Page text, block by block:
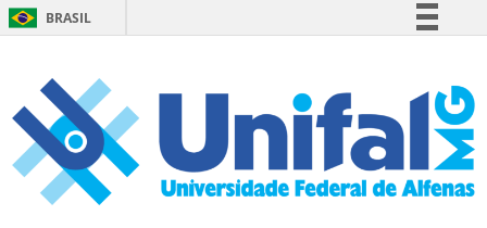
BRASIL
Participe
Acesso à informação
Legislação